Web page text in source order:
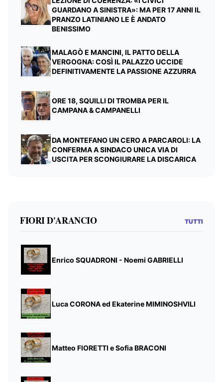
GUARDANO A SINISTRA»: MA PER 17 ANNI IL
PRANZO LATINIANO LE È ANDATO
BENISSIMO
MALAGÒ E MANCINI, IL PATTO DELLA
VERGOGNA: COSÌ IL PALAZZO UCCIDE
DEFINITIVAMENTE LA PASSIONE AZZURRA
ORE 18, SQUILLI DI TROMBA PER IL
CAMPANA & CAMPANELLI
DA MONTEFANO UN CERO A PARCAROLI: LA
CONFERMA A SINDACO UNICA VIA DI
USCITA PER SCONGIURARE LA DISCARICA
FIORI D'ARANCIO TUTTI
Enrico SQUADRONI - Noemi GABRIELLI
Luca CORONA ed Ekaterine MIMINOSHVILI
Matteo FIORETTI e Sofia BRACONI